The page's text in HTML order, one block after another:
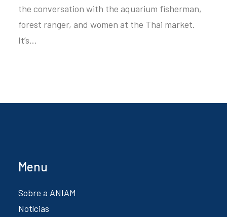
the conversation with the aquarium fisherman,
forest ranger, and women at the Thai market.
It’s…
Menu
Sobre a ANIAM
Notícias